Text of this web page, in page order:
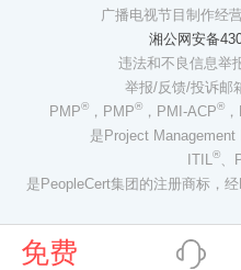
免费
广播电视节目制作经
湘公网安备
违法和不良信息举
举报/反馈/投诉邮
PMP®，PMP®，PMI-ACP®，
是Project
ITIL
®
是PeopleCert集团的注册商标，